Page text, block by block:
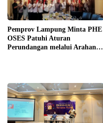
Pemprov Lampung Minta PHE
OSES Patuhi Aturan
Perundangan melalui Arahan